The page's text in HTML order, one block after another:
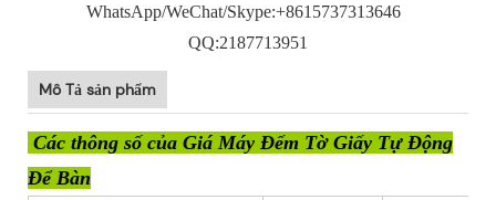
WhatsApp/WeChat/Skype:+8615737313646
QQ:2187713951
Mô Tả sản phẩm
Các thông số của Giá Máy Đếm Tờ Giấy Tự Động
Để Bàn